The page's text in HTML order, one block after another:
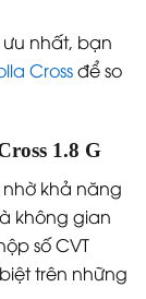
nhất, bạn
Crossđể so
1.8 G
khả năng
không gian
số CVT
trên những